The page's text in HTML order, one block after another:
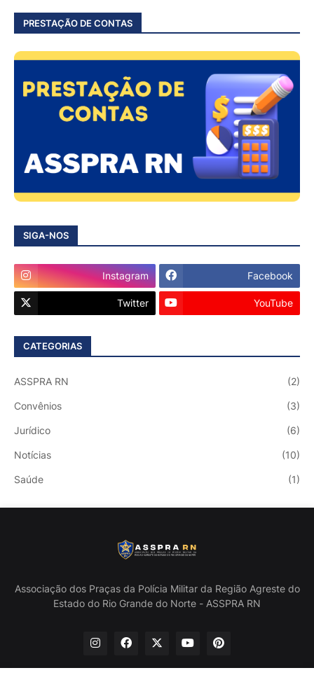
PRESTAÇÃO DE CONTAS
SIGA-NOS
Instagram Facebook
Twitter YouTube
CATEGORIAS
ASSPRA RN (2)
Convênios (3)
Jurídico (6)
Notícias (10)
Saúde (1)
Associação dos Praças da Polícia Militar da Região Agreste do
Estado do Rio Grande do Norte - ASSPRA RN